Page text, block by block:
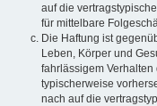
auf die
für mittelbare
Die Haftung ist
Leben, Körper und
fahrlässigem
typischerweise
nach auf die